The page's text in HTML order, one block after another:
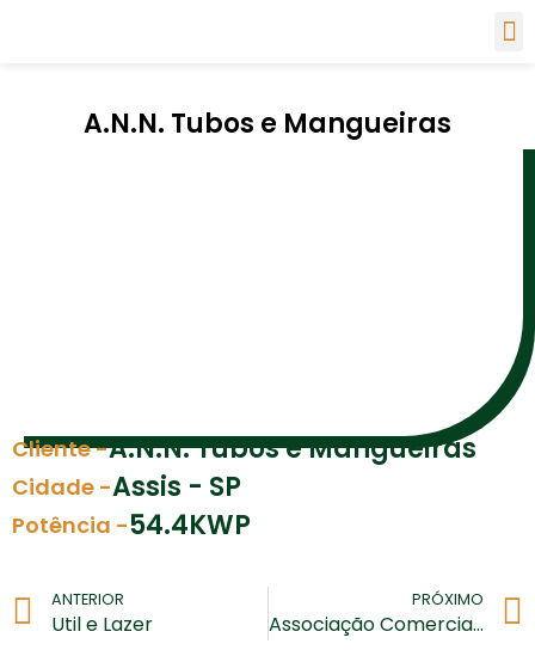
A.N.N. Tubos e Mangueiras
Cliente -A.N.N. Tubos e Mangueiras
Cidade -Assis - SP
Potência -54.4KWP
ANTERIOR
Util e Lazer
PRÓXIMO
Associação Comercial e Industrial de Assis (ACIA)